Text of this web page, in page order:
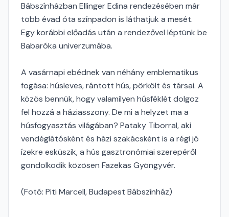
Bábszínházban Ellinger Edina rendezésében már
több évad óta színpadon is láthatjuk a mesét.
Egy korábbi előadás után a rendezővel léptünk be
Babaróka univerzumába.
A vasárnapi ebédnek van néhány emblematikus
fogása: húsleves, rántott hús, pörkölt és társai. A
közös bennük, hogy valamilyen húsféklét dolgoz
fel hozzá a háziasszony. De mi a helyzet ma a
húsfogyasztás világában? Pataky Tiborral, aki
vendéglátósként és házi szakácsként is a régi jó
ízekre esküszik, a hús gasztronómiai szerepéről
gondolkodik közösen Fazekas Gyöngyvér.
(Fotó: Piti Marcell, Budapest Bábszínház)